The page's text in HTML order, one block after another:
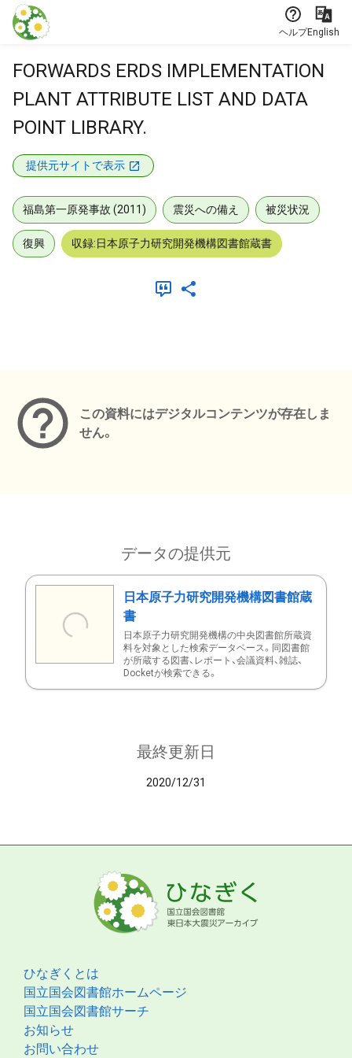
本文に飛ぶ
ヘルプEnglish
FORWARDS ERDS IMPLEMENTATION
PLANT ATTRIBUTE LIST AND DATA
POINT LIBRARY.
提供元サイトで表示
福島第一原発事故 (2011) 震災への備え 被災状況
復興 収録:日本原子力研究開発機構図書館蔵書
この資料にはデジタルコンテンツが存在しま
せん。
データの提供元
日本原子力研究開発機構図書館蔵
書
日本原子力研究開発機構の中央図書館所蔵資
料を対象とした検索データベース。同図書館
が所蔵する図書、レポート、会議資料、雑誌、
Docketが検索できる。
最終更新日
2020/12/31
ひなぎくとは
国立国会図書館ホームページ
国立国会図書館サーチ
お知らせ
お問い合わせ